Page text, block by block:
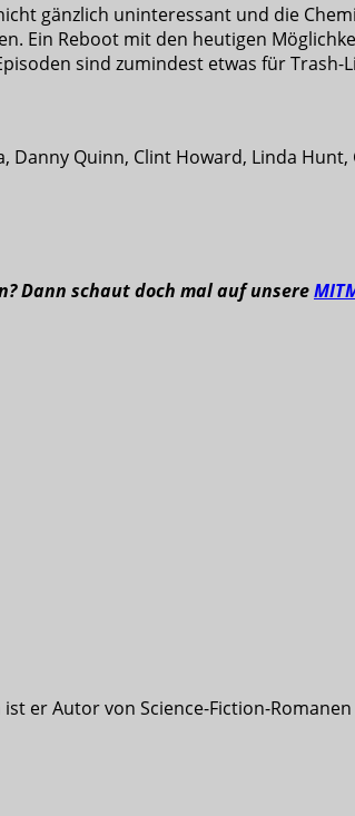
gänzlich uninteressant und die
Ein Reboot mit den heutigen
sind zumindest etwas für Trash-
Danny Quinn, Clint Howard, Linda
Dann schaut doch mal auf unsere
er Autor von Science-Fiction-